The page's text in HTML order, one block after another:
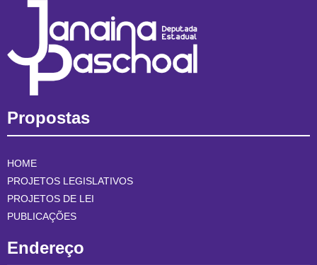
Propostas
HOME
PROJETOS LEGISLATIVOS
PROJETOS DE LEI
PUBLICAÇÕES
Endereço